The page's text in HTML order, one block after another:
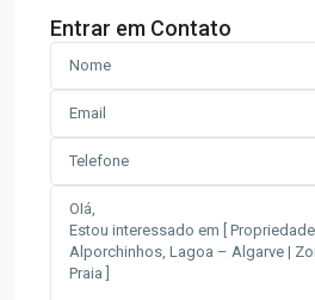
Entrar em Contato